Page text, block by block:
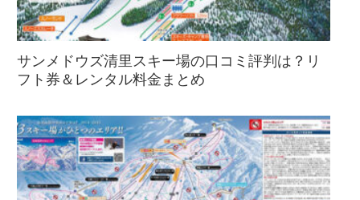
サンメドウズ清里スキー場の口コミ評判は？リ
フト券＆レンタル料金まとめ